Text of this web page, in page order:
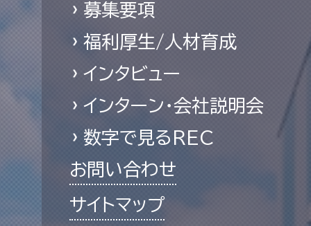
募集要項
福利厚生/人材育成
インタビュー
インターン・会社説明会
数字で見るREC
お問い合わせ
サイトマップ